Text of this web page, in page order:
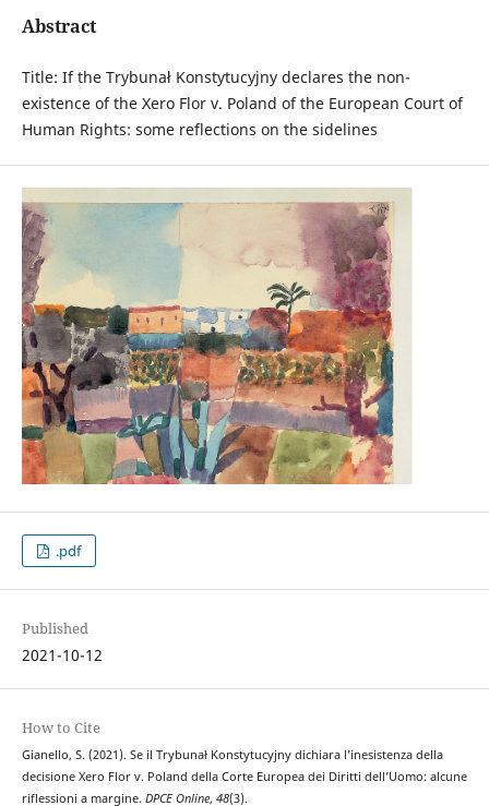
Abstract
Title: If the Trybunał Konstytucyjny declares the non-
existence of the Xero Flor v. Poland of the European Court of
Human Rights: some reflections on the sidelines
.pdf
Published
2021-10-12
How to Cite
Gianello, S. (2021). Se il Trybunał Konstytucyjny dichiara l’inesistenza della
decisione Xero Flor v. Poland della Corte Europea dei Diritti dell’Uomo: alcune
riflessioni a margine. DPCE Online, 48(3).